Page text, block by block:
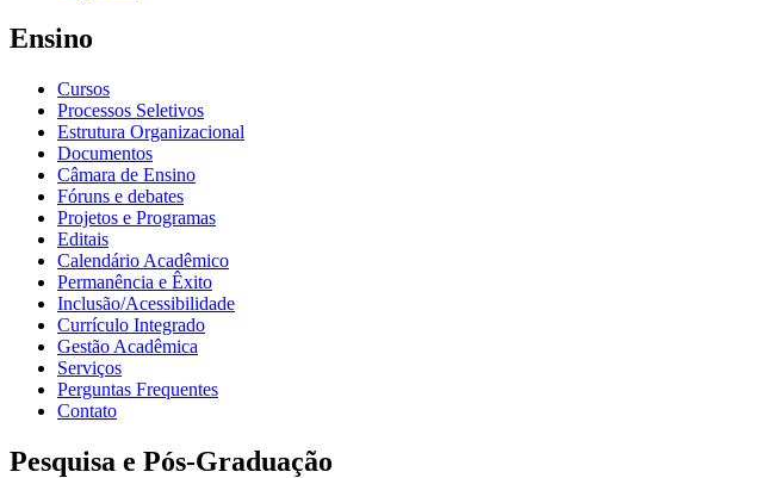
Ensino
Cursos
Processos Seletivos
Estrutura Organizacional
Documentos
Câmara de Ensino
Fóruns e debates
Projetos e Programas
Editais
Calendário Acadêmico
Permanência e Êxito
Inclusão/Acessibilidade
Currículo Integrado
Gestão Acadêmica
Serviços
Perguntas Frequentes
Contato
Pesquisa e Pós-Graduação